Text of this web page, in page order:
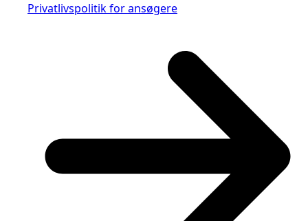
Privatlivspolitik for ansøgere